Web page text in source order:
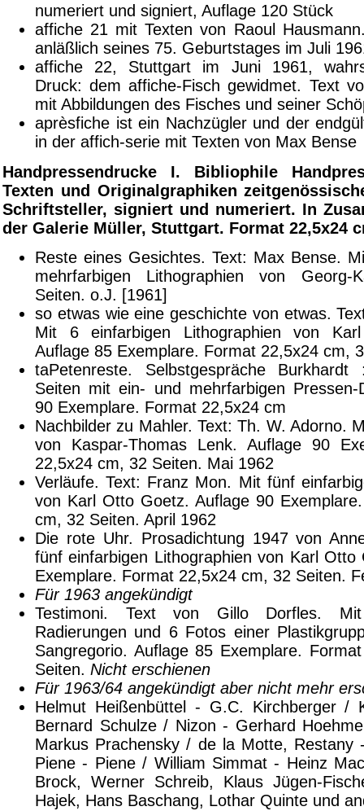
numeriert und signiert, Auflage 120 Stück
affiche 21 mit Texten von Raoul
anläßlich seines 75. Geburtstages im Juli
affiche 22, Stuttgart im Juni 1961,
Druck: dem affiche-Fisch gewidmet. Text
mit Abbildungen des Fisches und seiner
aprèsfiche ist ein Nachzügler und der
in der affich-serie mit Texten von Max Bense
Handpressendrucke I. Bibliophile
Texten und Originalgraphiken
Schriftsteller, signiert und numeriert. In
der Galerie Müller, Stuttgart. Format 22,5x24
Reste eines Gesichtes. Text: Max Bense.
mehrfarbigen Lithographien von
Seiten. o.J. [1961]
so etwas wie eine geschichte von etwas.
Mit 6 einfarbigen Lithographien von
Auflage 85 Exemplare. Format 22,5x24 cm,
taPetenreste. Selbstgespräche
Seiten mit ein- und mehrfarbigen Pressen-
90 Exemplare. Format 22,5x24 cm
Nachbilder zu Mahler. Text: Th. W. Adorno.
von Kaspar-Thomas Lenk. Auflage 90
22,5x24 cm, 32 Seiten. Mai 1962
Verläufe. Text: Franz Mon. Mit fünf
von Karl Otto Goetz. Auflage 90
cm, 32 Seiten. April 1962
Die rote Uhr. Prosadichtung 1947 von
fünf einfarbigen Lithographien von Karl Otto
Exemplare. Format 22,5x24 cm, 32 Seiten.
Für 1963 angekündigt
Testimoni. Text von Gillo Dorfles.
Radierungen und 6 Fotos einer
Sangregorio. Auflage 85 Exemplare.
Seiten. Nicht erschienen
Für 1963/64 angekündigt aber nicht mehr
Helmut Heißenbüttel - G.C. Kirchberger /
Bernard Schulze / Nizon - Gerhard
Markus Prachensky / de la Motte, Restany
Piene - Piene / William Simmat - Heinz
Brock, Werner Schreib, Klaus Jügen-
Hajek, Hans Baschang, Lothar Quinte und